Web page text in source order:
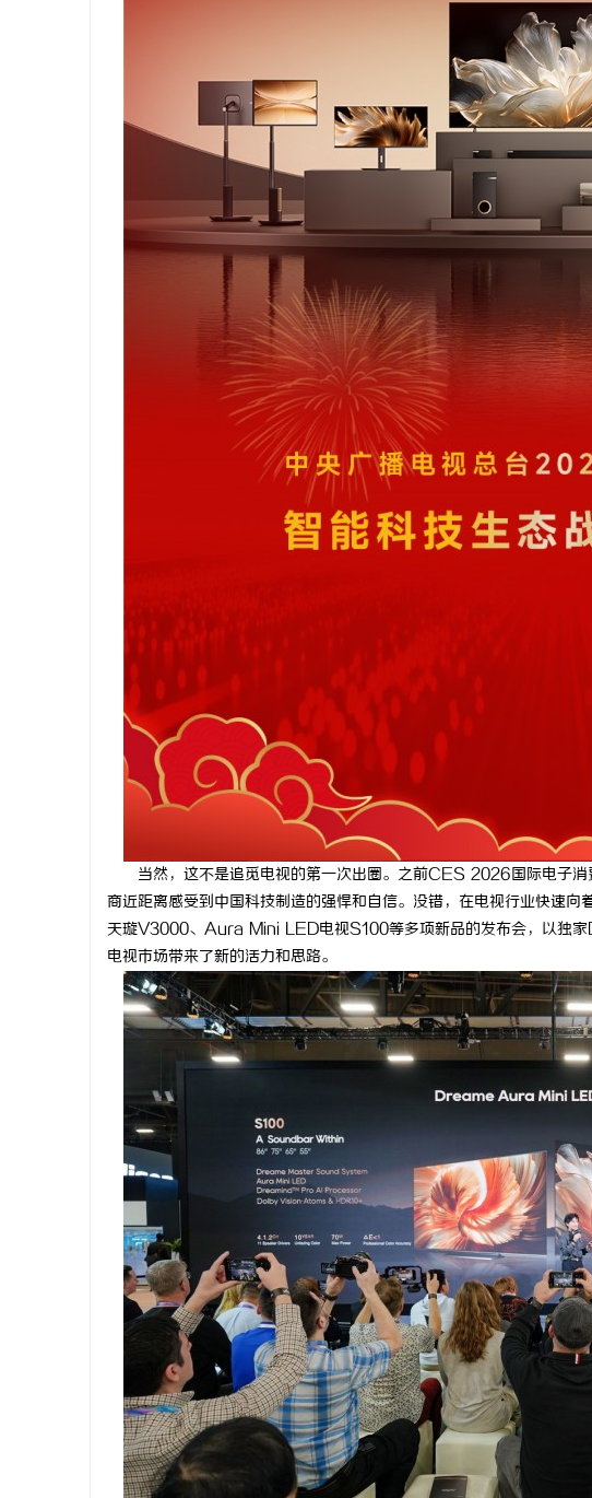
当然，这不是追觅电视的第一次出圈。之前CES 2026国际电子
商近距离感受到中国科技制造的强悍和自信。没错，在电视行业快速
天璇V3000、Aura Mini LED电视S100等多项新品的发布会，以独
电视市场带来了新的活力和思路。